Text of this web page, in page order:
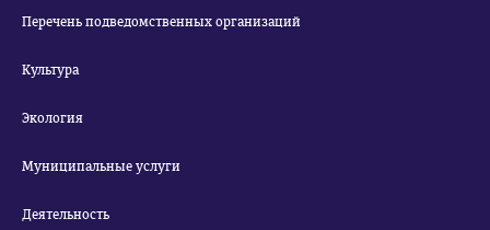
Перечень подведомственных организаций
Культура
Экология
Муниципальные услуги
Деятельность